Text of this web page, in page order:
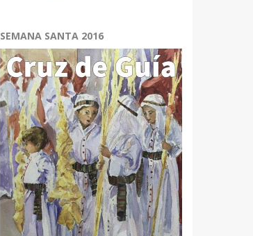
SEMANA SANTA 2016